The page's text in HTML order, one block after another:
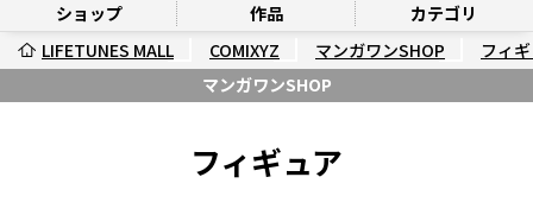
ショップ 作品
カテゴリ
LIFETUNES MALL
COMIXYZ マンガワンSHOP
フィ
マンガワンSHOP
フィギュア